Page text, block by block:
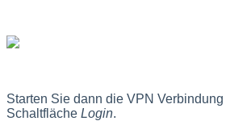
Starten Sie dann die VPN Verbindung
Schaltfläche Login.